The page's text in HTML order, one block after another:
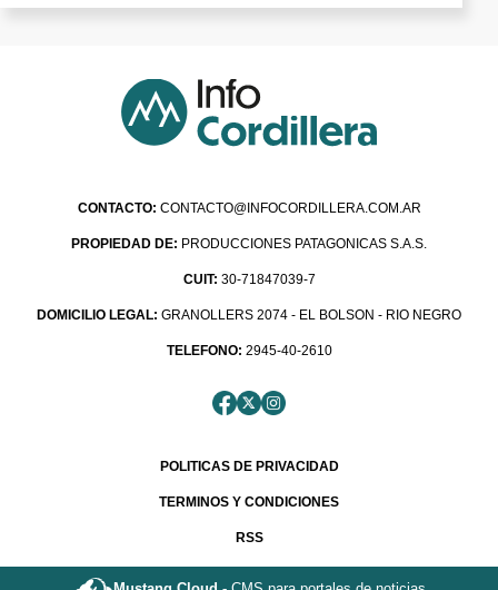
CONTACTO: CONTACTO@INFOCORDILLERA.COM.AR
PROPIEDAD DE: PRODUCCIONES PATAGONICAS S.A.S.
CUIT: 30-71847039-7
DOMICILIO LEGAL: GRANOLLERS 2074 - EL BOLSON - RIO NEGRO
TELEFONO: 2945-40-2610
POLITICAS DE PRIVACIDAD
TERMINOS Y CONDICIONES
RSS